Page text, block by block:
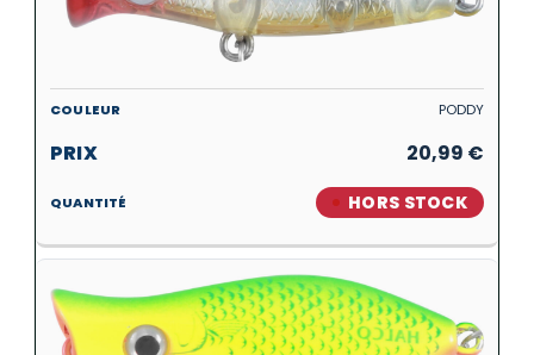
PODDY
20,99 €
HORS STOCK